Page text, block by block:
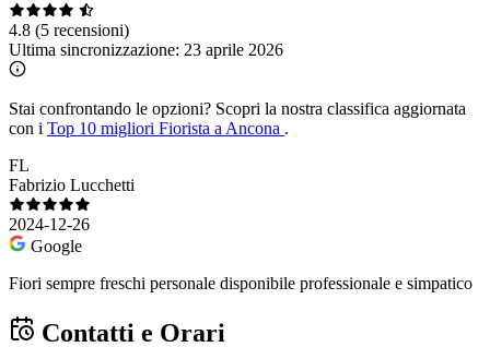
4.8 (5 recensioni)
Ultima sincronizzazione: 23 aprile 2026
Stai confrontando le opzioni? Scopri la nostra classifica aggiornata
con i Top 10 migliori Fiorista a Ancona .
FL
Fabrizio Lucchetti
2024-12-26
Google
Fiori sempre freschi personale disponibile professionale e simpatico
Contatti e Orari